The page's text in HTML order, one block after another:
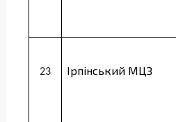
23 Ірпінський МЦЗ